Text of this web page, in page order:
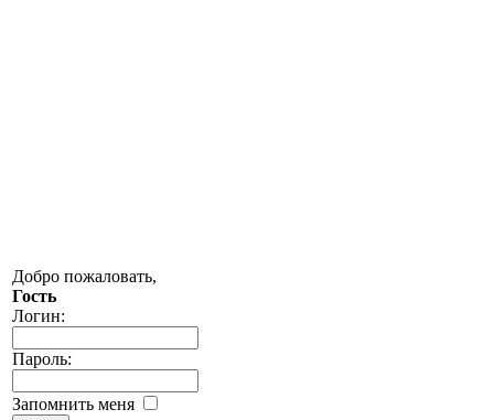
Добро пожаловать,
Гость
Логин:
Пароль:
Запомнить меня